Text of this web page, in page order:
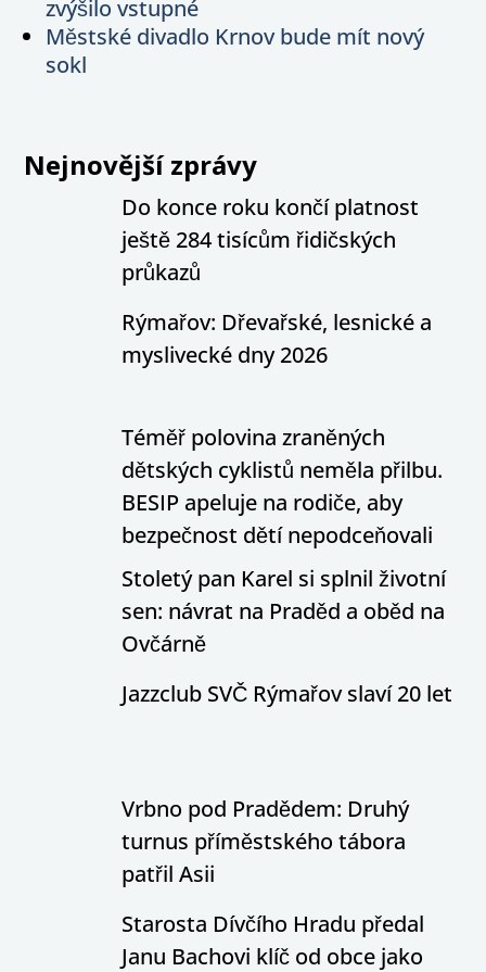
zvýšilo vstupné
Městské divadlo Krnov bude mít nový
sokl
Nejnovější zprávy
Do konce roku končí platnost
ještě 284 tisícům řidičských
průkazů
Rýmařov: Dřevařské, lesnické a
myslivecké dny 2026
Téměř polovina zraněných
dětských cyklistů neměla přilbu.
BESIP apeluje na rodiče, aby
bezpečnost dětí nepodceňovali
Stoletý pan Karel si splnil životní
sen: návrat na Praděd a oběd na
Ovčárně
Jazzclub SVČ Rýmařov slaví 20 let
Vrbno pod Pradědem: Druhý
turnus příměstského tábora
patřil Asii
Starosta Dívčího Hradu předal
Janu Bachovi klíč od obce jako